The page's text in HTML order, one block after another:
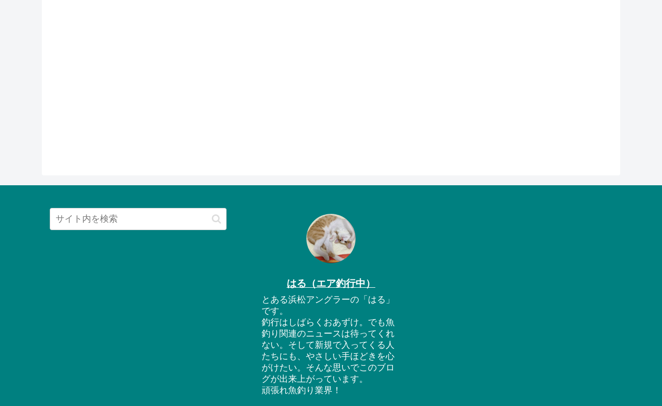
はる（エア釣行中）
とある浜松アングラーの「はる」
です。
釣行はしばらくおあずけ。でも魚
釣り関連のニュースは待ってくれ
ない。そして新規で入ってくる人
たちにも、やさしい手ほどきを心
がけたい。そんな思いでこのブロ
グが出来上がっています。
頑張れ魚釣り業界！